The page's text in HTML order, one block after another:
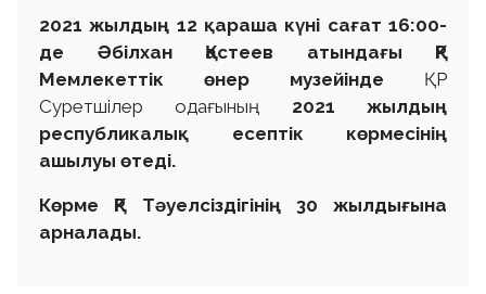
2021 жылдың 12 қараша күні сағат 16:00-
де Әбілхан Қастеев атындағы ҚР
Мемлекеттік өнер музейінде ҚР
Суретшілер одағының 2021 жылдың
республикалық есептік көрмесінің
ашылуы өтеді.
Көрме ҚР Тәуелсіздігінің 30 жылдығына
арналады.